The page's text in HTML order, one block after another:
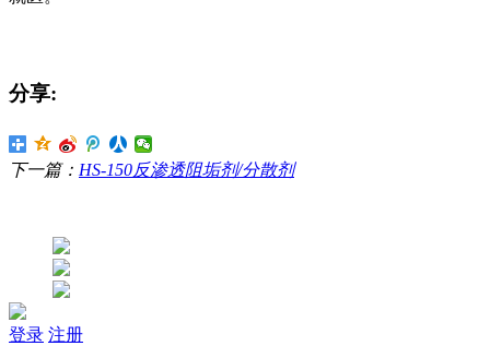
分享:
下一篇： HS-150反渗透阻垢剂/分散剂
登录 注册